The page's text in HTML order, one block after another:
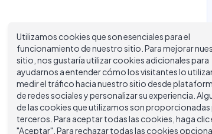
Utilizamos cookies que son esenciales para el
funcionamiento de nuestro sitio. Para mejorar
sitio, nos gustaría utilizar cookies adicionales para
ayudarnos a entender cómo los visitantes lo
medir el tráfico hacia nuestro sitio desde
de redes sociales y personalizar su experiencia.
de las cookies que utilizamos son
terceros. Para aceptar todas las cookies, haga clic
"Aceptar". Para rechazar todas las cookies